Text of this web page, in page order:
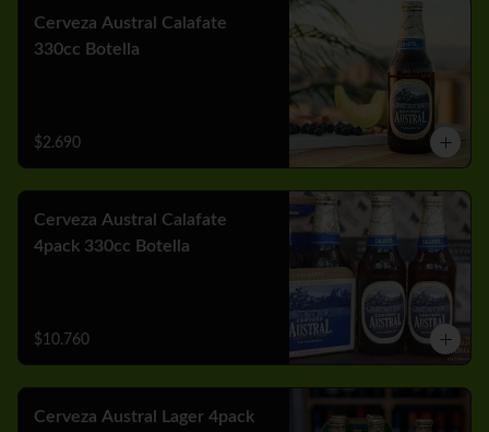
Cerveza Austral Calafate
330cc Botella
$2.690
Cerveza Austral Calafate
4pack 330cc Botella
$10.760
Cerveza Austral Lager 4pack